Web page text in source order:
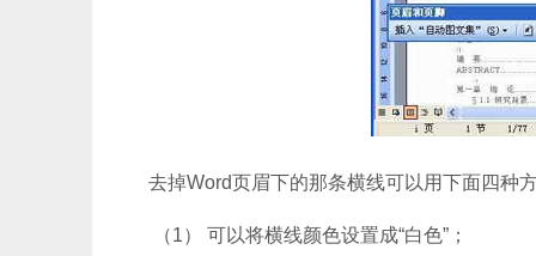
去掉Word页眉下的那条横线可以用下面四种
（1） 可以将横线颜色设置成“白色”；